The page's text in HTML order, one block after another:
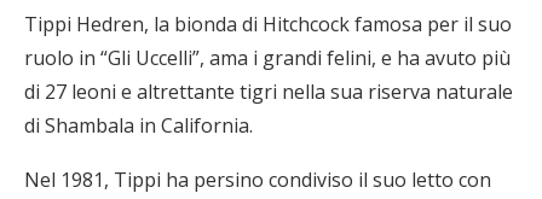
Tippi Hedren, la bionda di Hitchcock famosa per il suo
ruolo in “Gli Uccelli”, ama i grandi felini, e ha avuto più
di 27 leoni e altrettante tigri nella sua riserva naturale
di Shambala in California.
Nel 1981, Tippi ha persino condiviso il suo letto con